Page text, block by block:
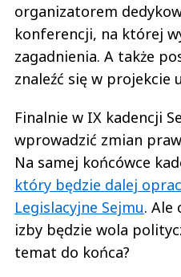
organizatorem
konferencji, na której
zagadnienia. A także
znaleźć się w projekcie
Finalnie w IX kadencji
wprowadzić zmian
Na samej końcówce
który będzie dalej
Legislacyjne Sejmu. Ale
izby będzie wola
temat do końca?